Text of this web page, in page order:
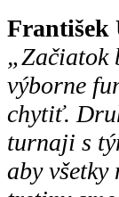
František
„Začiatok
výborne
chytiť.
turnaji s
aby